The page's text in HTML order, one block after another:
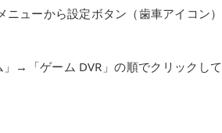
ューから設定ボタン（歯車アイコン）
→「ゲーム DVR」の順でクリックして